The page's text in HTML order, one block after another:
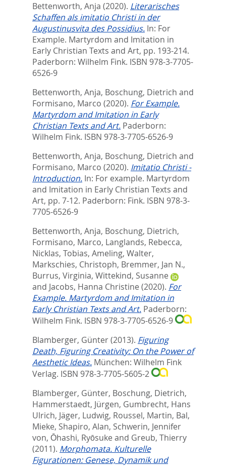
Bettenworth, Anja (2020). Literarisches
Schaffen als imitatio Christi in der
Augustinusvita des Possidius. In: For
Example. Martyrdom and Imitation in
Early Christian Texts and Art, pp. 193-214.
Paderborn: Wilhelm Fink. ISBN 978-3-7705-
6526-9
Bettenworth, Anja, Boschung, Dietrich and
Formisano, Marco (2020). For Example.
Martyrdom and Imitation in Early
Christian Texts and Art. Paderborn:
Wilhelm Fink. ISBN 978-3-7705-6526-9
Bettenworth, Anja, Boschung, Dietrich and
Formisano, Marco (2020). Imitatio Christi -
Introduction. In: For example. Martyrdom
and Imitation in Early Christian Texts and
Art, pp. 7-12. Paderborn: Fink. ISBN 978-3-
7705-6526-9
Bettenworth, Anja, Boschung, Dietrich,
Formisano, Marco, Langlands, Rebecca,
Nicklas, Tobias, Ameling, Walter,
Markschies, Christoph, Bremmer, Jan N.,
Burrus, Virginia, Wittekind, Susanne
and Jacobs, Hanna Christine (2020). For
Example. Martyrdom and Imitation in
Early Christian Texts and Art. Paderborn:
Wilhelm Fink. ISBN 978-3-7705-6526-9
Blamberger, Günter(2013). Figuring
Death, Figuring Creativity: On the Power of
Aesthetic Ideas. München: Wilhelm Fink
Verlag. ISBN 978-3-7705-5605-2
Blamberger, Günter, Boschung, Dietrich,
Hammerstaedt, Jürgen, Gumbrecht, Hans
Ulrich, Jäger, Ludwig, Roussel, Martin, Bal,
Mieke, Shapiro, Alan, Schwerin, Jennifer
von, Ōhashi, Ryōsuke and Greub, Thierry
(2011). Morphomata. Kulturelle
Figurationen: Genese, Dynamik und